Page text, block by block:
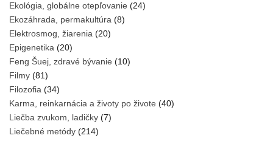
Ekológia, globálne otepľovanie (24)
Ekozáhrada, permakultúra (8)
Elektrosmog, žiarenia (20)
Epigenetika (20)
Feng Šuej, zdravé bývanie (10)
Filmy (81)
Filozofia (34)
Karma, reinkarnácia a životy po živote (40)
Liečba zvukom, ladičky (7)
Liečebné metódy (214)